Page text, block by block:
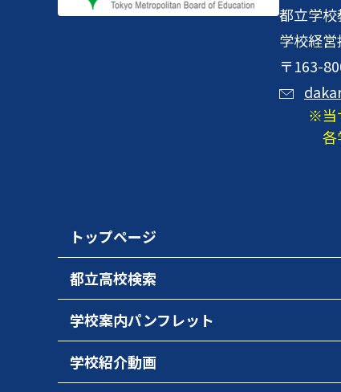
都立学
学校経営
〒163-
各
トップページ
都立高校検索
学校案内パンフレット
学校紹介動画